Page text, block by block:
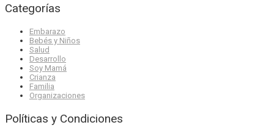
Categorías
Embarazo
Bebés y Niños
Salud
Desarrollo
Soy Mamá
Crianza
Familia
Organizaciones
Políticas y Condiciones